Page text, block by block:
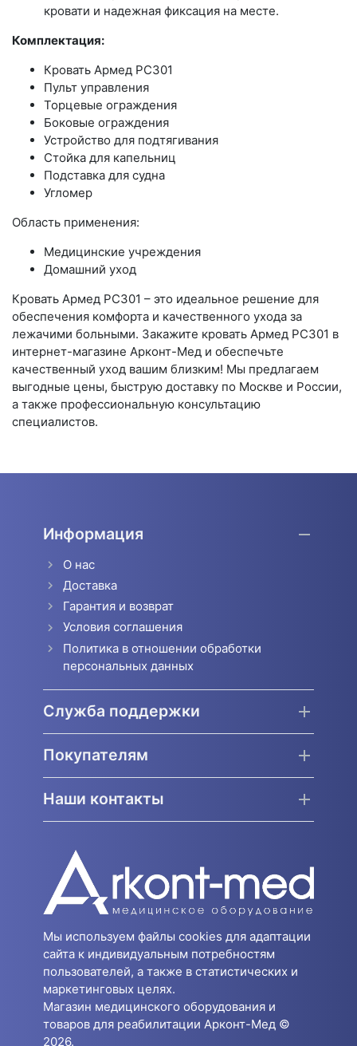
кровати и надежная фиксация на месте.
Комплектация:
Кровать Армед РС301
Пульт управления
Торцевые ограждения
Боковые ограждения
Устройство для подтягивания
Стойка для капельниц
Подставка для судна
Угломер
Область применения:
Медицинские учреждения
Домашний уход
Кровать Армед РС301 – это идеальное решение для
обеспечения комфорта и качественного ухода за
лежачими больными. Закажите кровать Армед РС301 в
интернет-магазине Арконт-Мед и обеспечьте
качественный уход вашим близким! Мы предлагаем
выгодные цены, быструю доставку по Москве и России,
а также профессиональную консультацию
специалистов.
Информация
О нас
Доставка
Гарантия и возврат
Условия соглашения
Политика в отношении обработки
персональных данных
Служба поддержки
Покупателям
Наши контакты
Мы используем файлы cookies для адаптации
сайта к индивидуальным потребностям
пользователей, а также в статистических и
маркетинговых целях.
Магазин медицинского оборудования и
товаров для реабилитации Арконт-Мед ©
2026.